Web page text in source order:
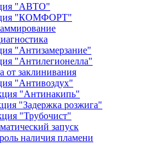
"АВТО"
"КОМФОРТ"
"Антизамерзание"
"Антилегионелла"
от заклинивания
"Антивоздух"
"Антинакипь"
"Задержка розжига"
"Трубочист"
запуск
наличия пламени